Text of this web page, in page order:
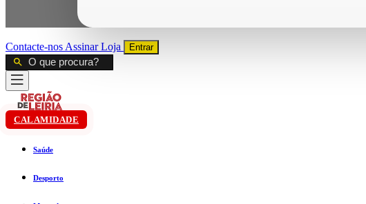
Contacte-nos AssinarLoja Entrar
CALAMIDADE
Saúde
Desporto